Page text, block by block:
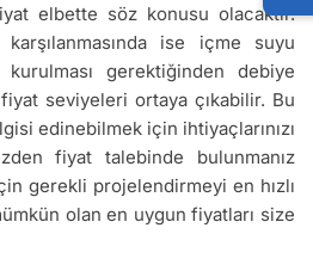
elbette söz konusu olacaktır.
ise içme suyu
gerektiğinden debiye
seviyeleri ortaya çıkabilir. Bu
edinebilmek için ihtiyaçlarınızı
fiyat talebinde bulunmanız
gerekli projelendirmeyi en hızlı
olan en uygun fiyatları size